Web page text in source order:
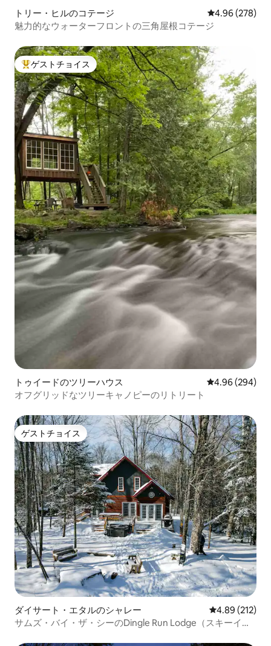
トリー・ヒルのコテージ レビュー278
4.96 (278)
魅力的なウォーターフロントの三角屋根コテージ
大好評のゲストチョイスです。
ゲストチョイス
トゥイードのツリーハウス レビュー294
4.96 (294)
オフグリッドなツリーキャノピーのリトリート
ゲストチョイス
ゲストチョイス
ダイサート・エタルのシャレー レビュー212
4.89 (212)
サムズ・バイ・ザ・シーのDingle Run Lodge（スキーイン/